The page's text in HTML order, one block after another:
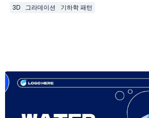
3D 그라데이션 기하학 패턴